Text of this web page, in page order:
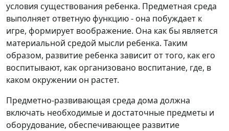
условия существования ребенка. Предметная среда
выполняет ответную функцию - она побуждает к
игре, формирует воображение. Она как бы является
материальной средой мысли ребенка. Таким
образом, развитие ребенка зависит от того, как его
воспитывают, как организовано воспитание, где, в
каком окружении он растет.
Предметно-развивающая среда дома должна
включать необходимые и достаточные предметы и
оборудование, обеспечивающее развитие